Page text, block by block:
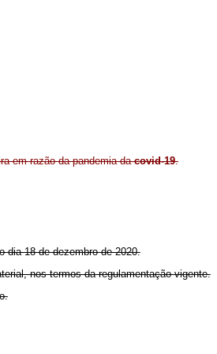
em razão da pandemia dacovid-19.
dia 18 de dezembro de 2020.
nos termos da regulamentação vigente.